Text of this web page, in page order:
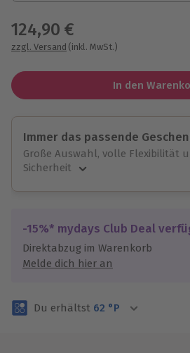
124,90 €
zzgl. Versand (inkl. MwSt.)
In den
Immer das passende
Große Auswahl, volle Flexibilität
Sicherheit
Jeder Gutschein für alle
Maximale Sicherheit
3 Jahre gültig & verlängerbar.
-15%* mydays Club Deal
Direktabzug im Warenkorb
Melde dich hier an
Du erhältst 62 °P